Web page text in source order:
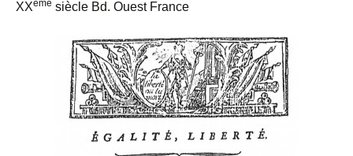
XXème siècle Bd. Ouest France